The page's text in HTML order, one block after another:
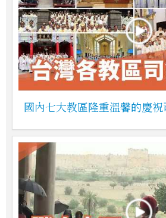
國內七大教區隆重溫馨的慶祝